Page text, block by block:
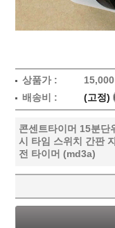
상품가 : 15,000
배송비 : (고정)
콘센트타이머 15분단
시 타임 스위치 간판
전 타이머 (md3a)